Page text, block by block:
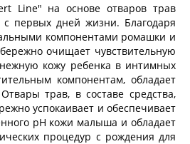
Line" на основе отваров трав
первых дней жизни. Благодаря
компонентами ромашки и
очищает чувствительную
кожу ребенка в интимных
компонентам, обладает
трав, в составе средства,
успокаивает и обеспечивает
pH кожи малыша и обладает
процедур с рождения для